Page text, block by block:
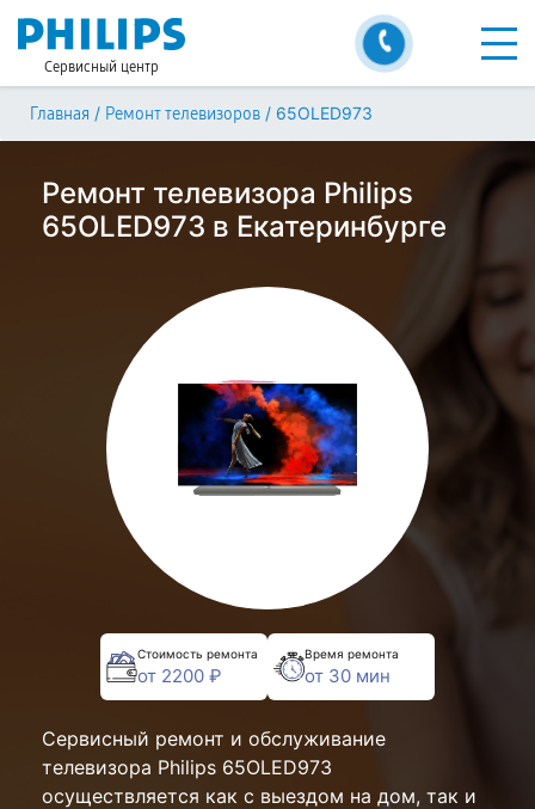
Сервисный центр
Главная / Ремонт телевизоров / 65OLED973
Ремонт телевизора Philips
65OLED973 в Екатеринбурге
Стоимость ремонта
от 2200 ₽
Время ремонта
от 30 мин
Сервисный ремонт и обслуживание
телевизора Philips 65OLED973
осуществляется как с выездом на дом, так и